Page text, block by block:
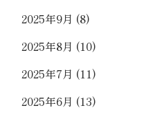
2025年9月 (8)
2025年8月 (10)
2025年7月 (11)
2025年6月 (13)